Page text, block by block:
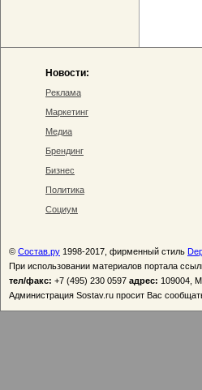
Новости:
Реклама
Маркетинг
Медиа
Брендинг
Бизнес
Политика
Социум
© Состав.ру 1998-2017, фирменный стиль
При использовании материалов портала
тел/факс: +7 (495) 230 0597 адрес: 109004,
Администрация Sostav.ru просит Вас